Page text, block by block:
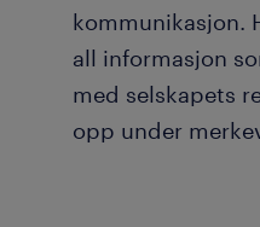
kommunikasjon.
all informasjon
med selskapets
opp under